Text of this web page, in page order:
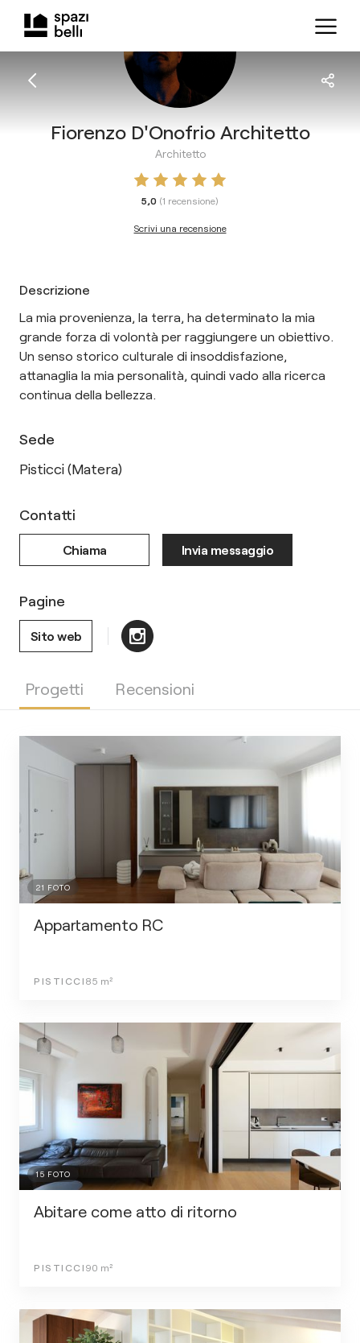
Fiorenzo D'Onofrio Architetto
Architetto
5,0 (1 recensione)
Scrivi una recensione
Descrizione
La mia provenienza, la terra, ha determinato la mia
grande forza di volontà per raggiungere un obiettivo.
Un senso storico culturale di insoddisfazione,
attanaglia la mia personalità, quindi vado alla ricerca
continua della bellezza.
Sede
Pisticci (Matera)
Pagine
Sito web
Contatti
Chiama Invia messaggio
Progetti Recensioni
21 FOTO
Appartamento RC
PISTICCI 85 m²
15 FOTO
Abitare come atto di ritorno
PISTICCI 90 m²